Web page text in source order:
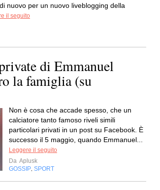
nuovo per un nuovo liveblogging della
il seguito
di Emmanuel
la famiglia (su
Non è cosa che accade spesso, che un
calciatore tanto famoso riveli simili
particolari privati in un post su Facebook. È
successo il 5 maggio, quando Emmanuel...
Leggere il seguito
Da Aplusk
GOSSIP SPORT